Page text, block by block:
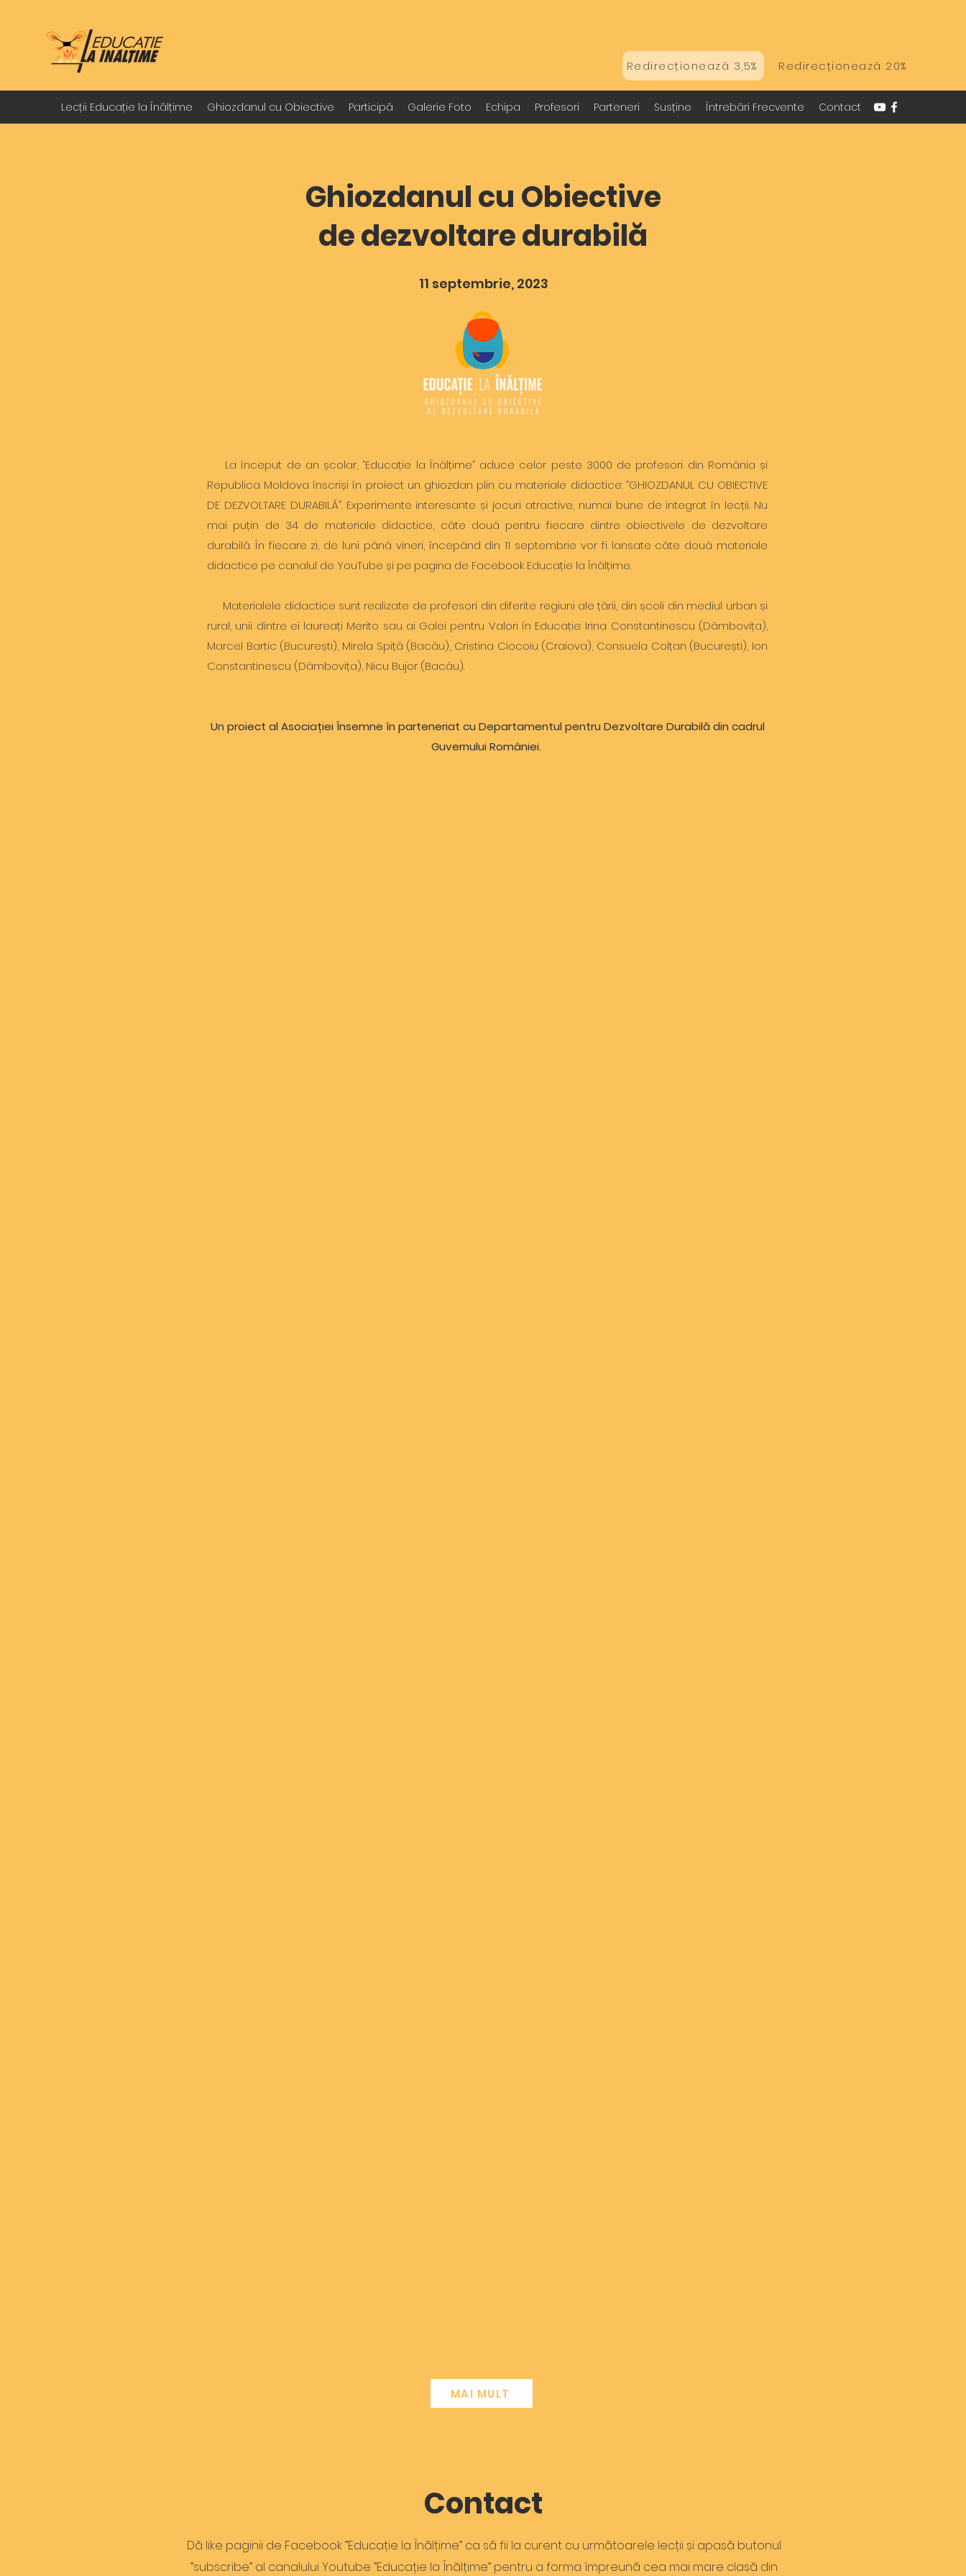
Redirecționează 3,5% Redirecționează 20%
Lecții Educație la Înălțime Ghiozdanul cu Obiective Participă Galerie Foto Echipa Profesori Parteneri Susține Întrebări Frecvente Contact
Ghiozdanul cu Obiective
de dezvoltare durabilă
11 septembrie, 2023
La început de an școlar, “Educație la Înălțime” aduce celor peste 3000 de profesori din România și
Republica Moldova înscriși în proiect un ghiozdan plin cu materiale didactice: ”GHIOZDANUL CU OBIECTIVE
DE DEZVOLTARE DURABILĂ”. Experimente interesante și jocuri atractive, numai bune de integrat în lecții. Nu
mai puțin de 34 de materiale didactice, câte două pentru fiecare dintre obiectivele de dezvoltare
durabilă. În fiecare zi, de luni până vineri, începând din 11 septembrie vor fi lansate câte două materiale
didactice pe canalul de YouTube și pe pagina de Facebook Educație la Înălțime.
Materialele didactice sunt realizate de profesori din diferite regiuni ale țării, din școli din mediul urban și
rural, unii dintre ei laureați Merito sau ai Galei pentru Valori în Educație: Irina Constantinescu (Dâmbovița),
Marcel Bartic (București), Mirela Spiță (Bacău), Cristina Ciocoiu (Craiova), Consuela Colțan (București), Ion
Constantinescu (Dâmbovița), Nicu Bujor (Bacău).
Un proiect al Asociației Însemne în parteneriat cu Departamentul pentru Dezvoltare Durabilă din cadrul
Guvernului României.
MAI MULT
Contact
Dă like paginii de Facebook ”Educație la Înălțime” ca să fii la curent cu următoarele lecții și apasă butonul
”subscribe” al canalului Youtube ”Educație la Înălțime” pentru a forma împreună cea mai mare clasă din